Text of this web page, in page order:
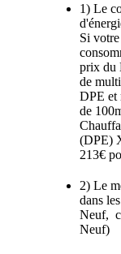
1) Le
Si
prix du
de
DPE et
de
(DPE)
213€
2) Le
dans
Neuf,
Neuf)